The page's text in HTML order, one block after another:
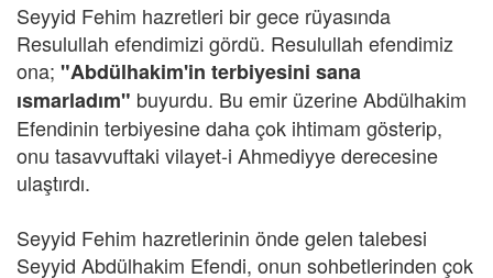
Seyyid Fehim hazretleri bir gece rüyasında
Resulullah efendimizi gördü. Resulullah efendimiz
ona; "Abdülhakim'in terbiyesini sana
ısmarladım" buyurdu. Bu emir üzerine Abdülhakim
Efendinin terbiyesine daha çok ihtimam gösterip,
onu tasavvuftaki vilayet-i Ahmediyye derecesine
ulaştırdı.
Seyyid Fehim hazretlerinin önde gelen talebesi
Seyyid Abdülhakim Efendi, onun sohbetlerinden çok